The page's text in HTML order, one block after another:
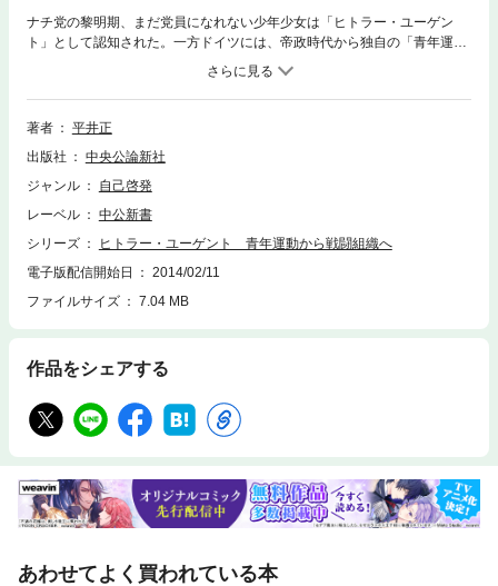
ナチ党の黎明期、まだ党員になれない少年少女は「ヒトラー・ユーゲン
ト」として認知された。一方ドイツには、帝政時代から独自の「青年運
動」の流れがあった。それを受け継ぐ指導者シーラハのもと、「ユーゲン
ト」には、合法的だが暴力的、というナチらしさが隠蔽されていた。健康
的で自律性の高い集団として人気を博していた彼らが、ヒトラーによって
戦争に利用され、破滅への道を進まされていく運命を克明に辿る。
著者
平井正
出版社
中央公論新社
ジャンル
自己啓発
レーベル
中公新書
シリーズ
ヒトラー・ユーゲント 青年運動から戦闘組織へ
電子版配信開始日
2014/02/11
ファイルサイズ
7.04 MB
作品をシェアする
あわせてよく買われている本